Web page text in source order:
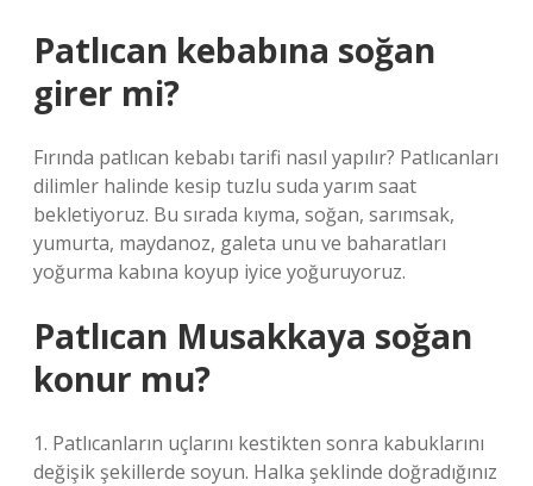
Patlıcan kebabına soğan
girer mi?
Fırında patlıcan kebabı tarifi nasıl yapılır? Patlıcanları
dilimler halinde kesip tuzlu suda yarım saat
bekletiyoruz. Bu sırada kıyma, soğan, sarımsak,
yumurta, maydanoz, galeta unu ve baharatları
yoğurma kabına koyup iyice yoğuruyoruz.
Patlıcan Musakkaya soğan
konur mu?
1. Patlıcanların uçlarını kestikten sonra kabuklarını
değişik şekillerde soyun. Halka şeklinde doğradığınız